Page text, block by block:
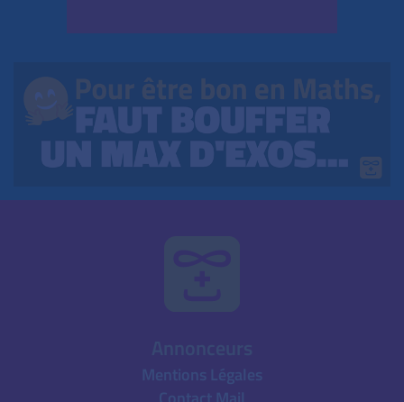
Mentions Légales